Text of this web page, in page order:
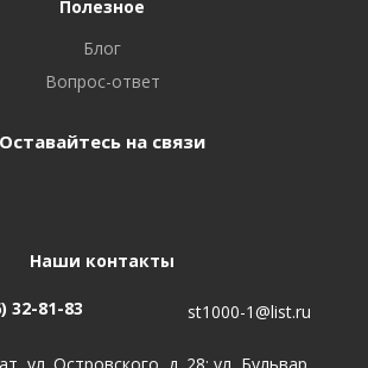
Полезное
Блог
Вопрос-ответ
Оставайтесь на связи
Наши контакты
32-81-83 st1000-1@list.ru